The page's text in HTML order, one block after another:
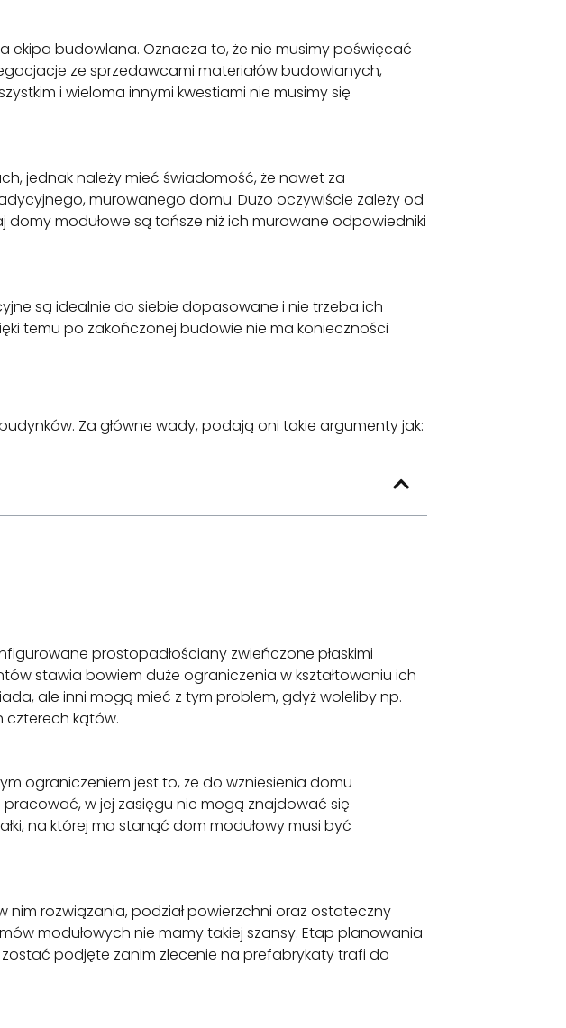
ekipa budowlana. Oznacza to, że nie musimy poświęcać
ze sprzedawcami materiałów budowlanych,
i wieloma innymi kwestiami nie musimy się
jednak należy mieć świadomość, że nawet za
murowanego domu. Dużo oczywiście zależy od
modułowe są tańsze niż ich murowane odpowiedniki
są idealnie do siebie dopasowane i nie trzeba ich
temu po zakończonej budowie nie ma konieczności
Za główne wady, podają oni takie argumenty jak:
prostopadłościany zwieńczone płaskimi
stawia bowiem duże ograniczenia w kształtowaniu ich
ale inni mogą mieć z tym problem, gdyż woleliby np.
czterech kątów.
ograniczeniem jest to, że do wzniesienia domu
w jej zasięgu nie mogą znajdować się
na której ma stanąć dom modułowy musi być
rozwiązania, podział powierzchni oraz ostateczny
modułowych nie mamy takiej szansy. Etap planowania
podjęte zanim zlecenie na prefabrykaty trafi do